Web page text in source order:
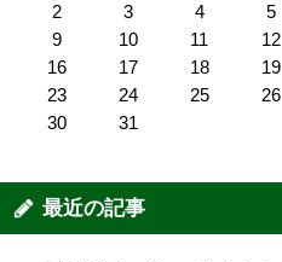
2
3 4 5
9
10 11 12
16
17 18 19
23
24 25 26
30
31
最近の記事